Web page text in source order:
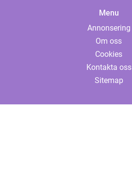
Menu
Annonsering
Om oss
Cookies
Kontakta oss
Sitemap